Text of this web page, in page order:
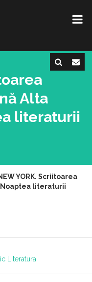
Alta
literaturii
YORK. Scriitoarea
literaturii
Literatura